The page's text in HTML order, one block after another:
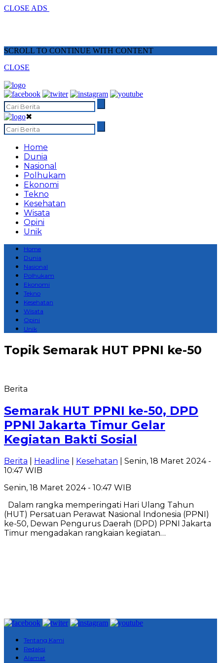
CLOSE ADS
SCROLL TO CONTINUE WITH CONTENT
CLOSE
✖
Home
Dunia
Nasional
Polhukam
Ekonomi
Tekno
Kesehatan
Wisata
Opini
Unik
Home
Dunia
Nasional
Polhukam
Ekonomi
Tekno
Kesehatan
Wisata
Opini
Unik
Topik Semarak HUT PPNI ke-50
Berita
Semarak HUT PPNI ke-50, DPD
PPNI Jakarta Timur Gelar
Kegiatan Bakti Sosial
Berita Headline Kesehatan | Senin, 18 Maret 2024 -
10:47 WIB
Senin, 18 Maret 2024 - 10:47 WIB
Dalam rangka memperingati Hari Ulang Tahun
(HUT) Persatuan Perawat Nasional Indonesia (PPNI)
ke-50, Dewan Pengurus Daerah (DPD) PPNI Jakarta
Timur mengadakan rangkaian kegiatan…
Tentang Kami
Redaksi
Alamat